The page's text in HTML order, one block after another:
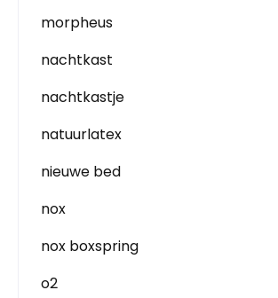
morpheus
nachtkast
nachtkastje
natuurlatex
nieuwe bed
nox
nox boxspring
o2